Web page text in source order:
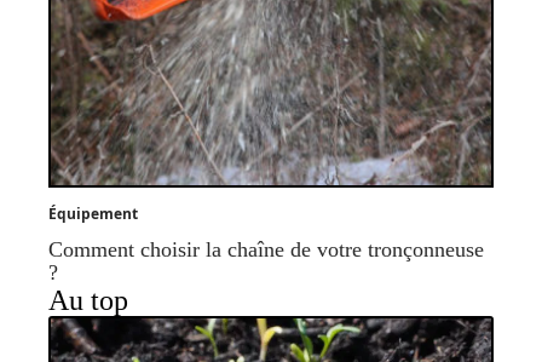
Équipement
Comment choisir la chaîne de votre tronçonneuse
?
Au top